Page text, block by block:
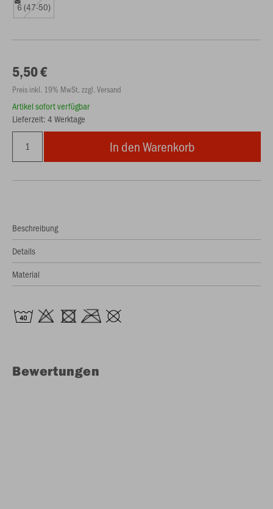
6 (47-50)
5,50 €
Preis inkl. 19% MwSt. zzgl. Versand
Artikel sofort verfügbar
Lieferzeit: 4 Werktage
In den Warenkorb
Beschreibung
Details
Material
Bewertungen